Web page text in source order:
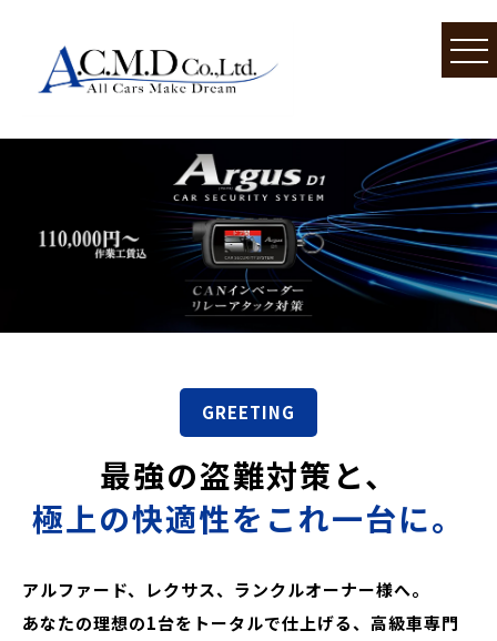
GREETING
最強の盗難対策と、
極上の快適性をこれ一台に。
アルファード、レクサス、ランクルオーナー様へ。
あなたの理想の1台をトータルで仕上げる、高級車専門